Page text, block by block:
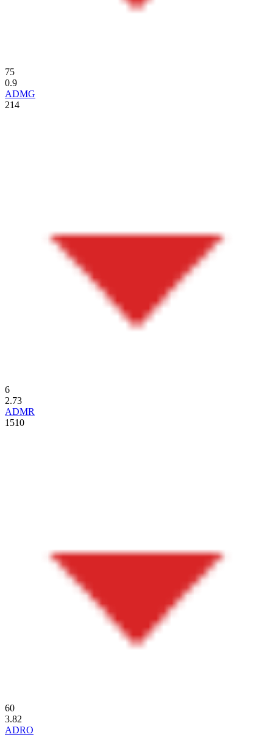
75
0.9
ADMG
214
6
2.73
ADMR
1510
60
3.82
ADRO